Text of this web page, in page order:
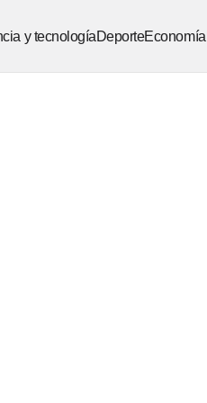
y tecnologíaDeporteEconomía